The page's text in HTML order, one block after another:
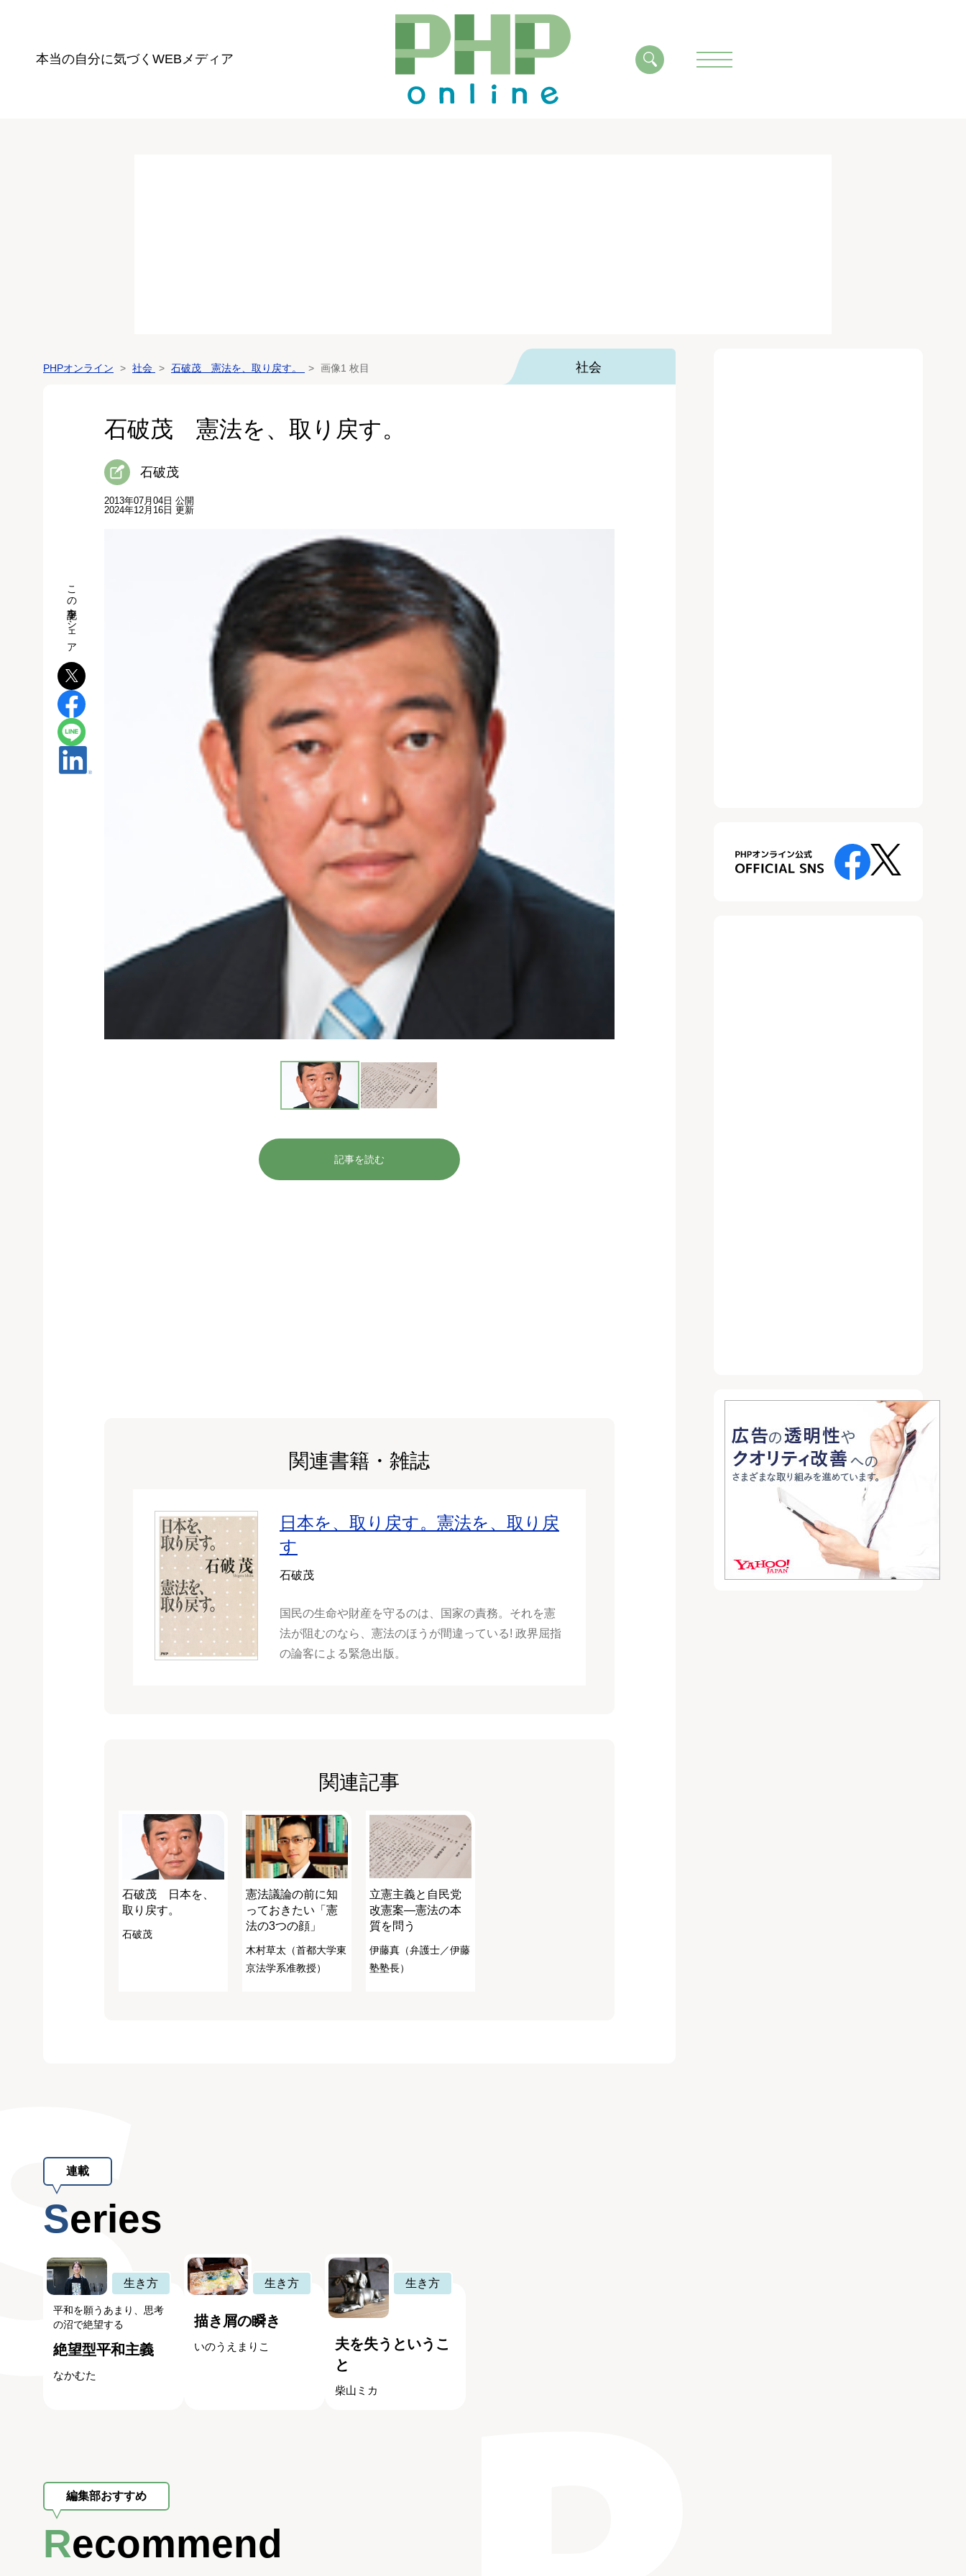
本当の自分に気づく WEBメディア
PHPオンライン 社会 石破茂 憲法を、取り戻す。 画像1 枚目 社会
石破茂 憲法を、取り戻す。
石破茂
2013年07月04日 公開
2024年12月16日 更新
記事を読む
この記事をシェア
関連書籍・雑誌
日本を、取り戻す。憲法を、取り戻
す
石破茂
国民の生命や財産を守るのは、国家の責務。それを憲
法が阻むのなら、憲法のほうが間違っている! 政界屈指
の論客による緊急出版。
関連記事
石破茂 日本を、
取り戻す。
石破茂
憲法議論の前に知
っておきたい「憲
法の3つの顔」
木村草太（首都大学東
京法学系准教授）
立憲主義と自民党
改憲案―憲法の本
質を問う
伊藤真（弁護士／伊藤
塾塾長）
連載
Series
生き方
平和を願うあまり、思考
の沼で絶望する
絶望型平和主義
なかむた
生き方
描き屑の瞬き
いのうえまりこ
生き方
夫を失うというこ
と
柴山ミカ
編集部おすすめ
Recommend